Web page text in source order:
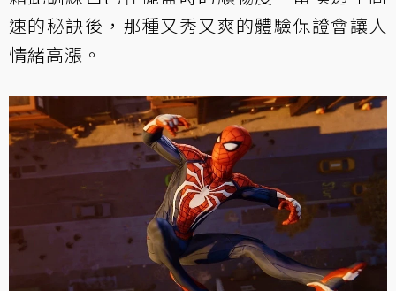
速的秘訣後，那種又秀又爽的體驗保證會讓人
情緒高漲。